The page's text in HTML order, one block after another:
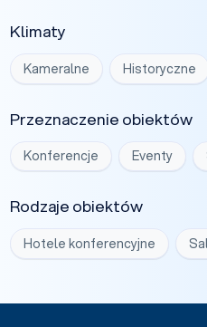
Klimaty
Kameralne Historyczne
Przeznaczenie obiektów
Konferencje Eventy
Rodzaje obiektów
Hotele konferencyjne